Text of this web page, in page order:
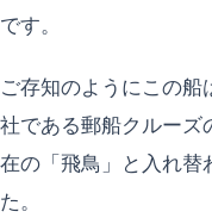
です。
ご存知のようにこの船
社である郵船クルーズ
在の「飛鳥」と入れ替
た。